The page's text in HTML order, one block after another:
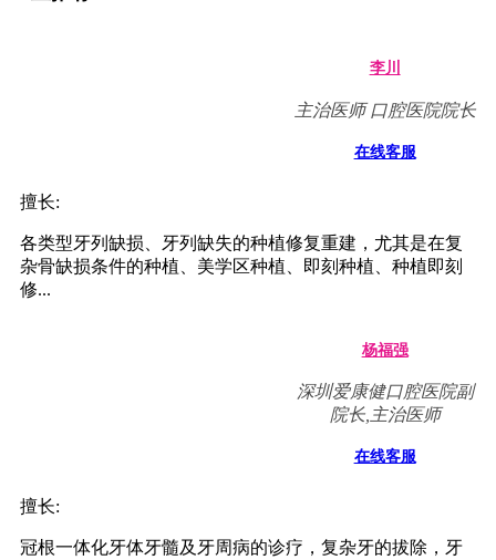
李川
主治医师 口腔医院院长
在线客服
擅长:
各类型牙列缺损、牙列缺失的种植修复重建，尤其是在复
杂骨缺损条件的种植、美学区种植、即刻种植、种植即刻
修...
杨福强
深圳爱康健口腔医院副
院长,主治医师
在线客服
擅长:
冠根一体化牙体牙髓及牙周病的诊疗，复杂牙的拔除，牙